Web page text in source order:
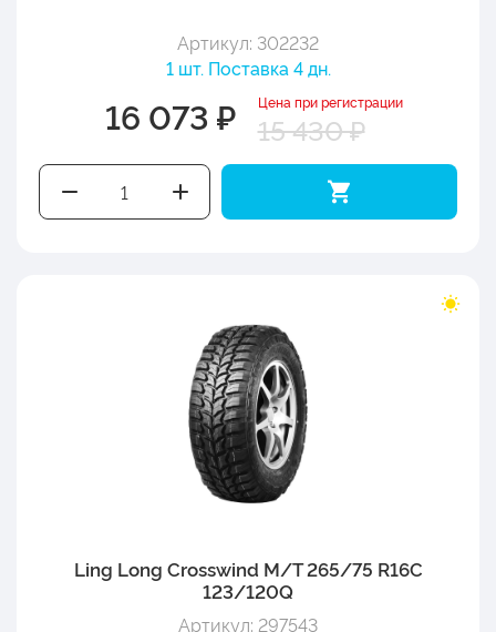
Артикул: 302232
1 шт. Поставка 4 дн.
16 073 ₽ Цена при регистрации
15 430 ₽
Ling Long Crosswind M/T 265/75 R16C
123/120Q
Артикул: 297543